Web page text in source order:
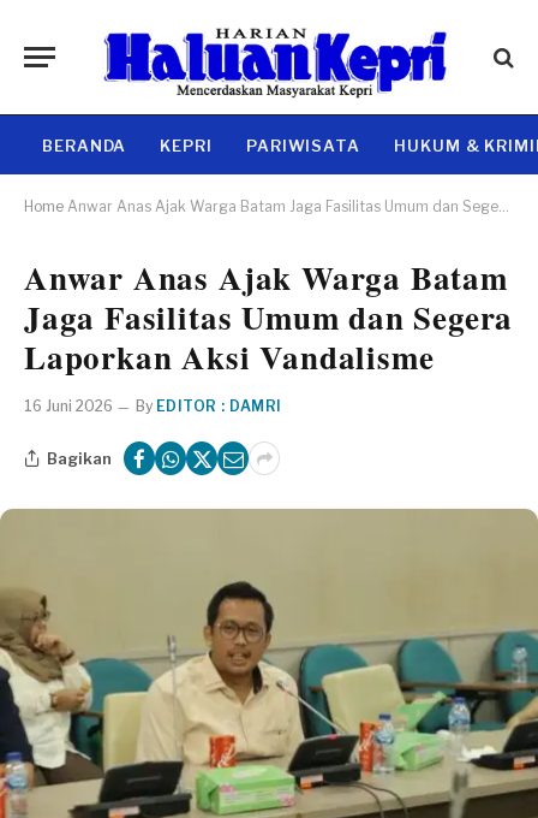
BERANDA KEPRI PARIWISATA HUKUM &
Home Anwar Anas Ajak Warga Batam Jaga Fasilitas Umum dan Segera Laporkan Aksi Vandalisme
Anwar Anas Ajak Warga Batam
Jaga Fasilitas Umum dan Segera
Laporkan Aksi Vandalisme
16 Juni 2026 By EDITOR : DAMRI
Bagikan